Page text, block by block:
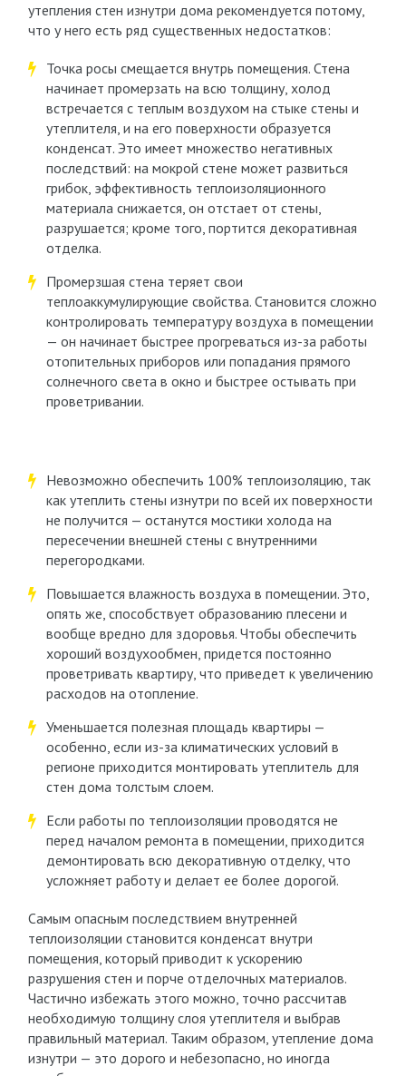
утепления стен изнутри дома рекомендуется потому,
что у него есть ряд существенных недостатков:
Точка росы смещается внутрь помещения. Стена
начинает промерзать на всю толщину, холод
встречается с теплым воздухом на стыке стены и
утеплителя, и на его поверхности образуется
конденсат. Это имеет множество негативных
последствий: на мокрой стене может развиться
грибок, эффективность теплоизоляционного
материала снижается, он отстает от стены,
разрушается; кроме того, портится декоративная
отделка.
Промерзшая стена теряет свои
теплоаккумулирующие свойства. Становится сложно
контролировать температуру воздуха в помещении
— он начинает быстрее прогреваться из-за работы
отопительных приборов или попадания прямого
солнечного света в окно и быстрее остывать при
проветривании.
Невозможно обеспечить 100% теплоизоляцию, так
как утеплить стены изнутри по всей их поверхности
не получится — останутся мостики холода на
пересечении внешней стены с внутренними
перегородками.
Повышается влажность воздуха в помещении. Это,
опять же, способствует образованию плесени и
вообще вредно для здоровья. Чтобы обеспечить
хороший воздухообмен, придется постоянно
проветривать квартиру, что приведет к увеличению
расходов на отопление.
Уменьшается полезная площадь квартиры —
особенно, если из-за климатических условий в
регионе приходится монтировать утеплитель для
стен дома толстым слоем.
Если работы по теплоизоляции проводятся не
перед началом ремонта в помещении, приходится
демонтировать всю декоративную отделку, что
усложняет работу и делает ее более дорогой.
Самым опасным последствием внутренней
теплоизоляции становится конденсат внутри
помещения, который приводит к ускорению
разрушения стен и порче отделочных материалов.
Частично избежать этого можно, точно рассчитав
необходимую толщину слоя утеплителя и выбрав
правильный материал. Таким образом, утепление дома
изнутри — это дорого и небезопасно, но иногда